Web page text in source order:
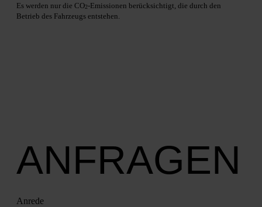
Es wer­den nur die CO2-Emis­sio­nen berück­sich­tigt, die durch den
Betrieb des Fahr­zeugs ent­ste­hen.
ANFRAGEN
Anre­de